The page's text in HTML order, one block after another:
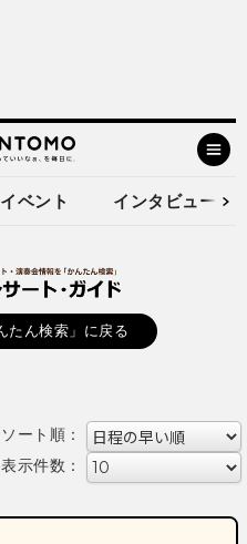
ベント インタビュー
たん検索」に戻る
ソート順：
表示件数：